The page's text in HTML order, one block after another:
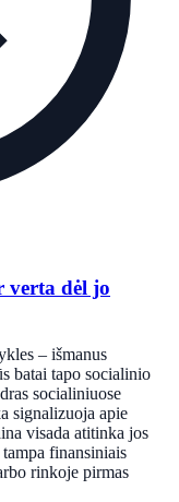
verta dėl jo
– išmanus
batai tapo socialinio
socialiniuose
signalizuoja apie
visada atitinka jos
finansiniais
rinkoje pirmas